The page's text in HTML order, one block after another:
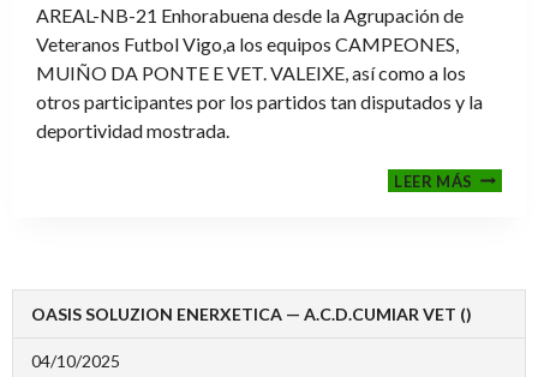
AREAL-NB-21 Enhorabuena desde la Agrupación de
Veteranos Futbol Vigo,a los equipos CAMPEONES,
MUIÑO DA PONTE E VET. VALEIXE, así como a los
otros participantes por los partidos tan disputados y la
deportividad mostrada.
LEER MÁS
2024-
OASIS SOLUZION ENERXETICA — A.C.D.CUMIAR VET ()
04/10/2025